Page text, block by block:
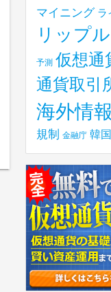
マイニング ラ
リップル
予測 仮想通
通貨取引
海外情報
規制 金融庁 韓国